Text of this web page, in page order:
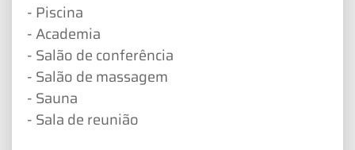
- Piscina
- Academia
- Salão de conferência
- Salão de massagem
- Sauna
- Sala de reunião